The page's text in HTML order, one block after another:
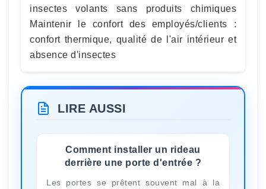
insectes volants sans produits chimiques
Maintenir le confort des employés/clients :
confort thermique, qualité de l'air intérieur et
absence d'insectes
LIRE AUSSI
Comment installer un rideau
derrière une porte d'entrée ?
Les portes se prêtent souvent mal à la